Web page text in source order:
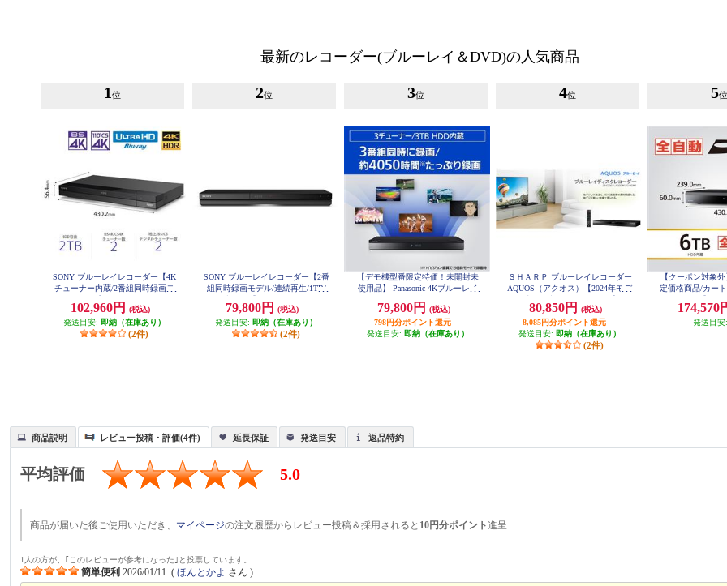
最新のレコーダー(ブルーレイ＆DVD)の人気商品
1 位
SONY ブルーレイレコーダー【4K
チューナー内蔵/2番組同時録画モ
102,960円
(税込)
発送目安: 即納（在庫あり）
(2件)
2位
SONY ブルーレイレコーダー【2番
組同時録画モデル/連続再生/1TB/
79,800円
(税込)
発送目安: 即納（在庫あり）
(2件)
3位
【デモ機型番限定特価！未開封未
使用品】 Panasonic 4Kブルーレイ
ガ) 【HDD3TB/3番組同時録画/4K
放送2番組同時録画】 DMR4T303J
79,800円
(税込)
798円分ポイント還元
発送目安: 即納（在庫あり）
4位
ＳＨＡＲＰ ブルーレイレコーダー
AQUOS（アクオス）【2024年モデ
-C10GW1
80,850円
(税込)
8,085円分ポイント還元
発送目安: 即納（在庫あり）
(2件)
5位
【クーポン対象
定価格商品/カート
ルーレイディスク
(ディーガ)
174,570
発送目安:
商品説明 レビュー投稿・評価(4件) 延長保証 発送目安 返品特約
平均評価 5.0
商品が届いた後ご使用いただき、 マイページの注文履歴からレビュー投稿＆採用されると 10円分ポイント進呈
1人の方が、｢このレビューが参考になった｣と投票しています。
簡単便利 2026/01/11 (ほんとかよ さん )